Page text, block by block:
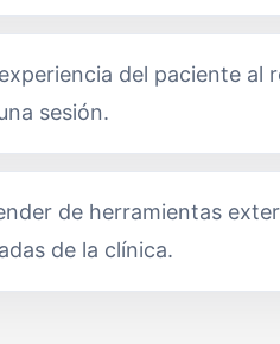
del paciente al
sesión.
de herramientas
de la clínica.